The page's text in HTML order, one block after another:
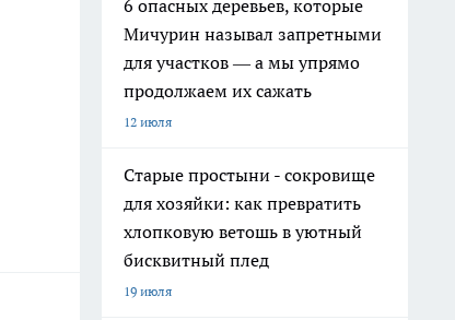
6 опасных деревьев, которые
Мичурин называл запретными
для участков — а мы упрямо
продолжаем их сажать
12 июля
Старые простыни - сокровище
для хозяйки: как превратить
хлопковую ветошь в уютный
бисквитный плед
19 июля